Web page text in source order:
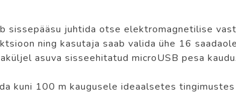
sissepääsu juhtida otse elektromagnetilise
ning kasutaja saab valida ühe 16
asuva sisseehitatud microUSB pesa kaudu.
kuni 100 m kaugusele ideaalsetes